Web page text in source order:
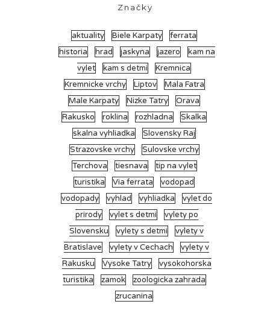
Značky
aktuality Biele Karpaty
ferrata
historia
hrad jaskyna jazero
kam na
vylet
kam s detmi
Kremnica
Kremnicke vrchy
Liptov
Mala Fatra
Male Karpaty
Nizke Tatry
Orava
Rakusko
roklina rozhladna
Skalka
skalna vyhliadka
Slovensky Raj
Strazovske vrchy
Sulovske vrchy
Terchova
tiesnava
tip na vylet
turistika
Via ferrata
vodopad
vodopady
vyhlad vyhliadka
vylet do
prirody
vylet s detmi
vylety po
Slovensku
vylety s detmi
vylety v
Bratislave
vylety v Cechach
vylety v
Rakusku
Vysoke Tatry
vysokohorska
turistika
zamok
zoologicka zahrada
zrucanina